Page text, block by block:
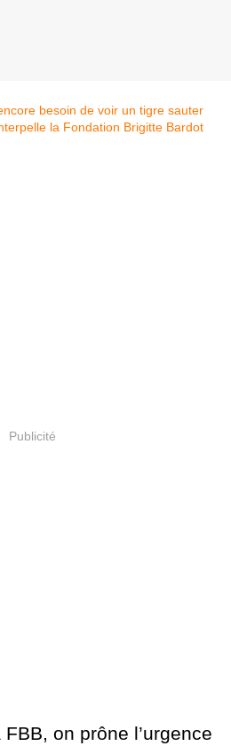
Publicité
on prône l’urgence